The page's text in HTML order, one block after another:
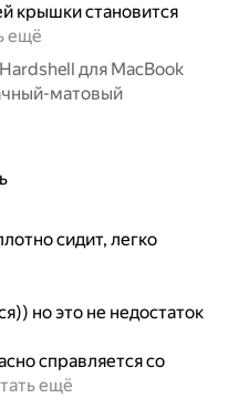
крышки становится
ещё
для MacBook
матовый
сидит, легко
но это не недостаток
справляется со
ещё